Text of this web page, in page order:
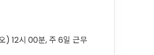
) 12시 00분, 주 6일 근무